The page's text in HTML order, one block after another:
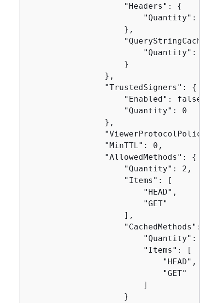
                    "Headers":
{
                        "Quantity": 0
                    },
                        "Quantity": 0
                    }
                },
                "TrustedSigners":
{
                    "Enabled": false,
                    "Quantity": 0
                },
                "MinTTL": 0,
                "AllowedMethods":
{
                    "Quantity": 2,
                    "Items": [
                        "HEAD",
                        "GET"
                    ],
                    "CachedMethods":
                        "Quantity": 2,
                        "Items": [
                            "HEAD",
                            "GET"
                        ]
                    }